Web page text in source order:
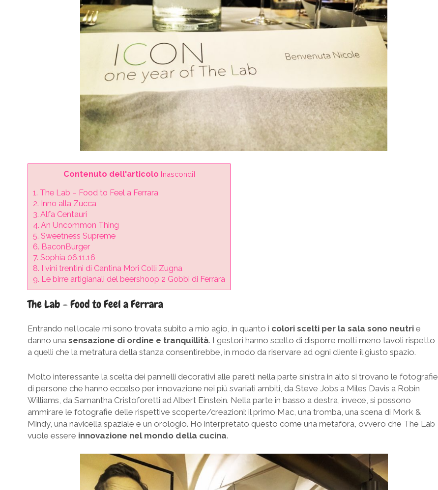
Contenuto dell'articolo [nascondi]
1. The Lab – Food to Feel a Ferrara
2. Inno alla Zucca
3. Alfa Centauri
4. An Uncommon Thing
5. Sweetness Supreme
6. BaconBurger
7. Sophia 06.11.16
8. I vini trentini di Cantina Mori Colli Zugna
9. Le birre artigianali del beershoop 2 Gobbi di Ferrara
The Lab – Food to Feel a Ferrara
Entrando nel locale mi sono trovata subito a mio agio, in quanto i colori scelti per la sala sono neutri e
danno una sensazione di ordine e tranquillità. I gestori hanno scelto di disporre molti meno tavoli rispetto
a quelli che la metratura della stanza consentirebbe, in modo da riservare ad ogni cliente il giusto spazio.
Molto interessante la scelta dei pannelli decorativi alle pareti: nella parte sinistra in alto si trovano le fotografie
di persone che hanno eccelso per innovazione nei più svariati ambiti, da Steve Jobs a Miles Davis a Robin
Williams, da Samantha Cristoforetti ad Albert Einstein. Nella parte in basso a destra, invece, si possono
ammirare le fotografie delle rispettive scoperte/creazioni: il primo Mac, una tromba, una scena di Mork &
Mindy, una navicella spaziale e un orologio. Ho interpretato questo come una metafora, ovvero che The Lab
vuole essere innovazione nel mondo della cucina.